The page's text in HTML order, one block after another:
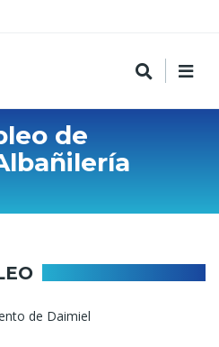
de
de Daimiel